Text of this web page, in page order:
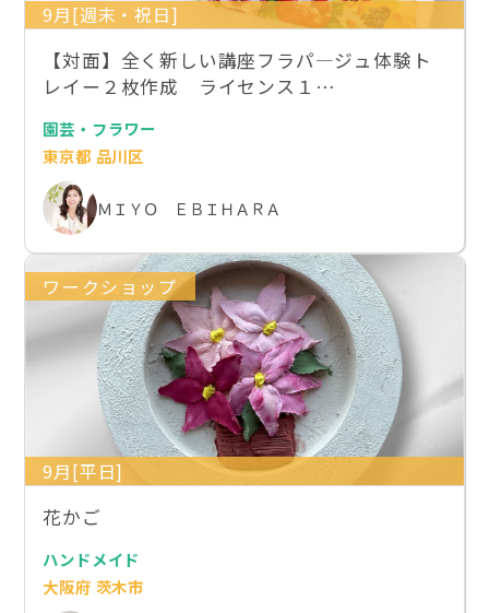
9月[週末・祝日]
【対面】全く新しい講座フラパ―ジュ体験ト
レイー２枚作成 ライセンス１…
園芸・フラワー
東京都 品川区
ＭＩＹＯ ＥＢＩＨＡＲＡ
ワークショップ
9月[平日]
花かご
ハンドメイド
大阪府 茨木市